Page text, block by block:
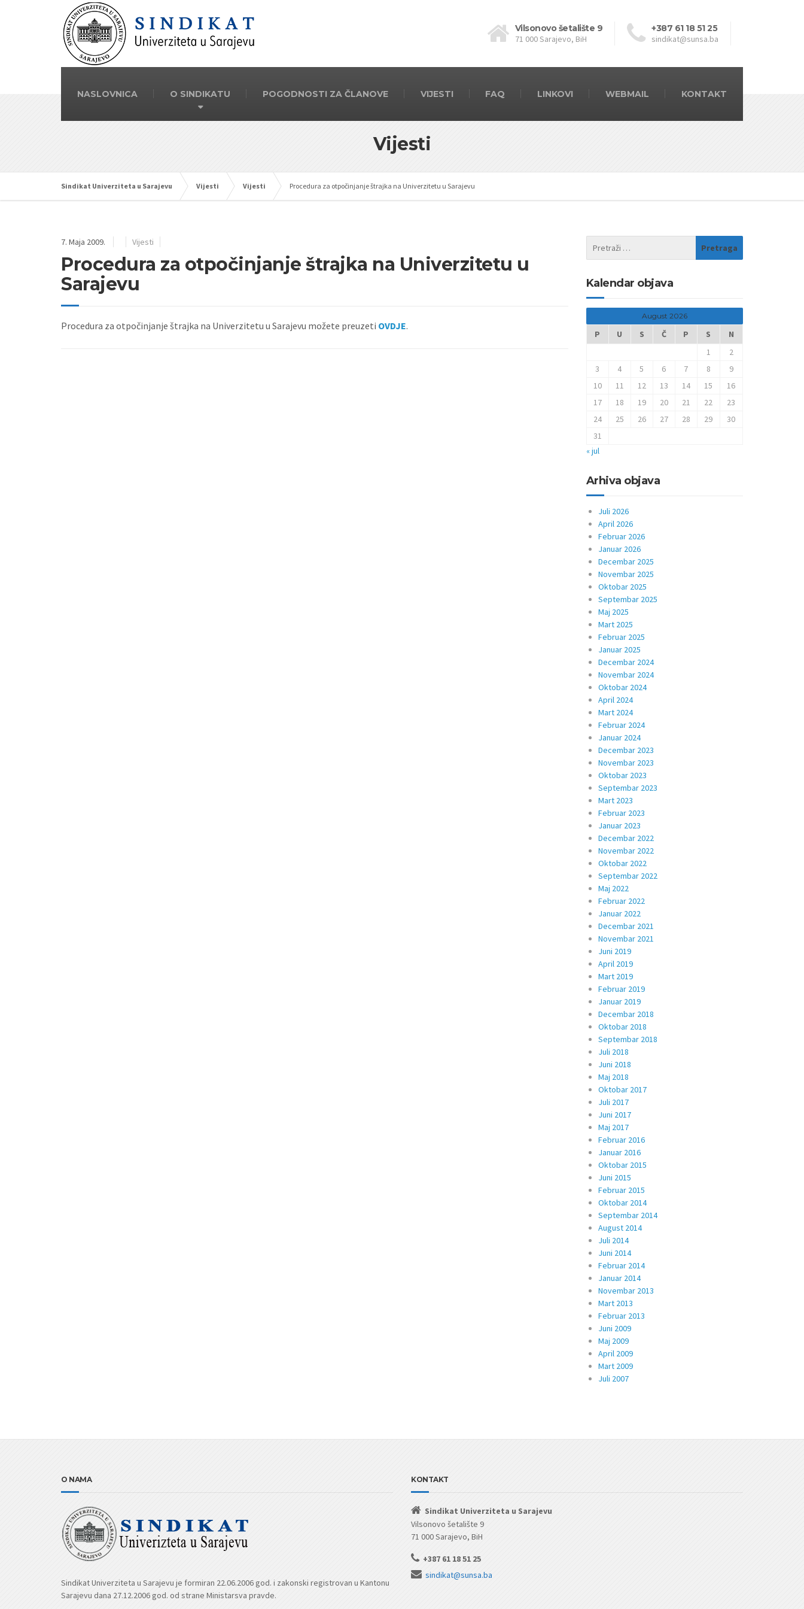
Vilsonovo šetalište 9
71 000 Sarajevo, BiH
+387 61 18 51 25
sindikat@sunsa.ba
NASLOVNICA O SINDIKATU POGODNOSTI ZA ČLANOVE VIJESTI FAQ LINKOVI WEBMAIL KONTAKT
Vijesti
Sindikat Univerziteta u Sarajevu Vijesti Vijesti Procedura za otpočinjanje štrajka na Univerzitetu u Sarajevu
7. Maja 2009. Vijesti
Procedura za otpočinjanje štrajka na Univerzitetu u
Sarajevu
Procedura za otpočinjanje štrajka na Univerzitetu u Sarajevu možete preuzeti OVDJE.
Kalendar objava
August 2026
P U S Č P S
N
1
2
3
4 5 6 7 8
9
10
11 12 13 14 15
16
17
18 19 20 21 22
23
24
25 26 27 28 29
30
31
« jul
Arhiva objava
Juli 2026
April 2026
Februar 2026
Januar 2026
Decembar 2025
Novembar 2025
Oktobar 2025
Septembar 2025
Maj 2025
Mart 2025
Februar 2025
Januar 2025
Decembar 2024
Novembar 2024
Oktobar 2024
April 2024
Mart 2024
Februar 2024
Januar 2024
Decembar 2023
Novembar 2023
Oktobar 2023
Septembar 2023
Mart 2023
Februar 2023
Januar 2023
Decembar 2022
Novembar 2022
Oktobar 2022
Septembar 2022
Maj 2022
Februar 2022
Januar 2022
Decembar 2021
Novembar 2021
Juni 2019
April 2019
Mart 2019
Februar 2019
Januar 2019
Decembar 2018
Oktobar 2018
Septembar 2018
Juli 2018
Juni 2018
Maj 2018
Oktobar 2017
Juli 2017
Juni 2017
Maj 2017
Februar 2016
Januar 2016
Oktobar 2015
Juni 2015
Februar 2015
Oktobar 2014
Septembar 2014
August 2014
Juli 2014
Juni 2014
Februar 2014
Januar 2014
Novembar 2013
Mart 2013
Februar 2013
Juni 2009
Maj 2009
April 2009
Mart 2009
Juli 2007
O NAMA
Sindikat Univerziteta u Sarajevu je formiran 22.06.2006 god. i zakonski registrovan u Kantonu
Sarajevu dana 27.12.2006 god. od strane Ministarsva pravde.
KONTAKT
Sindikat Univerziteta u Sarajevu
Vilsonovo šetalište 9
71 000 Sarajevo, BiH
+387 61 18 51 25
sindikat@sunsa.ba